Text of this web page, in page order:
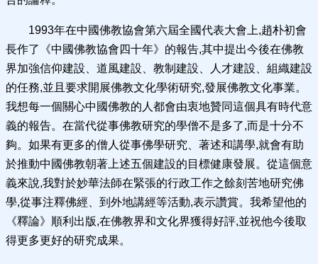
1993年在中國佛教協會第六屆全國代表大會上,趙朴初會
長作了《中國佛教協會四十年》的報告,其中提出今後在佛教
界加強信仰建設、道風建設、教制建設、人才建設、組織建設
的任務,並且要求開展佛教文化學術研究,發展佛教文化事業。
我想每一個關心中國佛教的人都會由衷地贊同這個具有時代意
義的報告。在當代從事佛教研究的學僧不是多了,而是十分不
夠。如果有更多的僧人從事佛學研究、著述和講學,就會有助
於推動中國佛教朝著上述五個建設的目標健康發展。從這個意
義來說,我對於妙華法師在緊張的行政工作之餘刻苦地研究佛
學,從事注釋佛經、到外地講經等活動,表示讚賞。我希望他的
《釋論》順利出版,在佛教界和文化界獲得好評,並祝他今後取
得更多更好的研究成果。